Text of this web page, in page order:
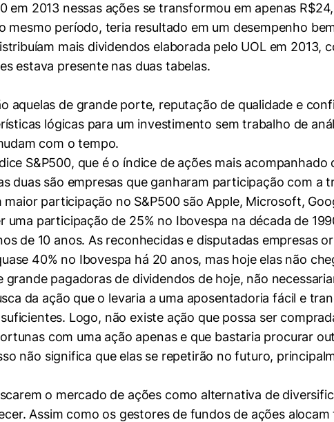
2013 nessas ações se transformou em apenas
período, teria resultado em um desempenho
mais dividendos elaborada pelo UOL em 2013,
estava presente nas duas tabelas.
aquelas de grande porte, reputação de qualidade e
lógicas para um investimento sem trabalho de
com o tempo.
S&P500, que é o índice de ações mais acompanhado
duas são empresas que ganharam participação com a
participação no S&P500 são Apple, Microsoft,
participação de 25% no Ibovespa na década de
de 10 anos. As reconhecidas e disputadas empresas
40% no Ibovespa há 20 anos, mas hoje elas não
pagadoras de dividendos de hoje, não
da ação que o levaria a uma aposentadoria fácil e
Logo, não existe ação que possa ser
com uma ação apenas e que bastaria procurar
não significa que elas se repetirão no futuro,
o mercado de ações como alternativa de
Assim como os gestores de fundos de ações
de usuário